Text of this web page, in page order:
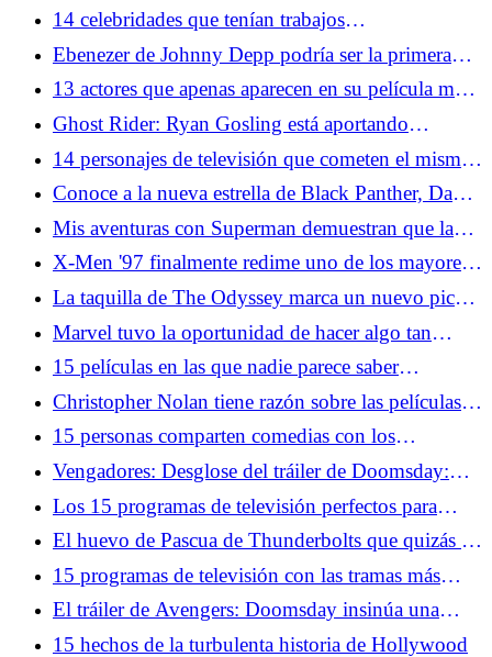
estructurado exactamente como los juegos de la
vieja escuela
14 celebridades que tenían trabajos
sorprendentemente comunes antes de la fama
Ebenezer de Johnny Depp podría ser la primera
película de terror basada en un cuento de Navidad
13 actores que apenas aparecen en su película más
famosa
Ghost Rider: Ryan Gosling está aportando
Kenough Energy al MCU
14 personajes de televisión que cometen el mismo
error una y otra vez
Conoce a la nueva estrella de Black Panther, David
Jonsson
Mis aventuras con Superman demuestran que la
muerte de Superman fue más que un truco de
ventas
X-Men '97 finalmente redime uno de los mayores
errores de la serie original
La taquilla de The Odyssey marca un nuevo pico
para Nolan, un nuevo mínimo para los
descontentos de las redes sociales
Marvel tuvo la oportunidad de hacer algo tan
divertido con Avengers: Doomsday en SDCC
2026
15 películas en las que nadie parece saber
realmente lo que pasó
Christopher Nolan tiene razón sobre las películas
de terror y es exactamente por eso que debería
hacer una
15 personas comparten comedias con los
personajes principales más desagradables
Vengadores: Desglose del tráiler de Doomsday:
Doctor Doom, X-Men, Capitán América regresa
Los 15 programas de televisión perfectos para
adolescentes de la década de 2000
El huevo de Pascua de Thunderbolts que quizás te
hayas perdido en el tráiler de Avengers: Doomsday
15 programas de televisión con las tramas más
repetitivas
El tráiler de Avengers: Doomsday insinúa una
historia oscura de Ant-Man
15 hechos de la turbulenta historia de Hollywood